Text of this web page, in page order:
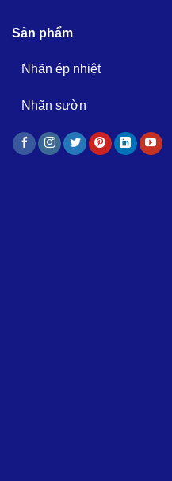
Sản phẩm
Nhãn ép nhiệt
Nhãn sườn